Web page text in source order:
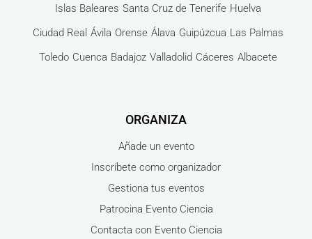
Islas Baleares Santa Cruz de Tenerife Huelva
Ciudad Real Ávila Orense Álava Guipúzcua Las Palmas
Toledo Cuenca Badajoz Valladolid Cáceres Albacete
ORGANIZA
Añade un evento
Inscríbete como organizador
Gestiona tus eventos
Patrocina Evento Ciencia
Contacta con Evento Ciencia